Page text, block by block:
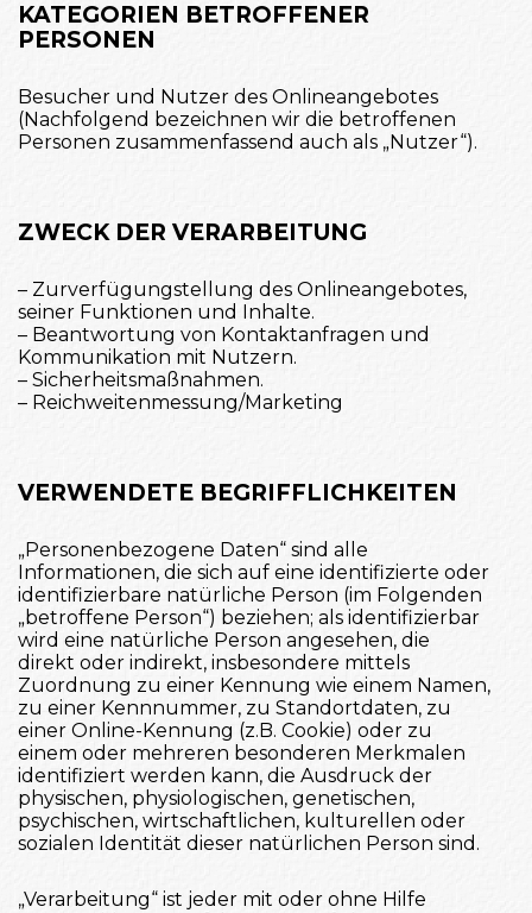
KATEGORIEN BETROFFENER
PERSONEN
Besucher und Nutzer des Onlineangebotes
(Nachfolgend bezeichnen wir die betroffenen
Personen zusammenfassend auch als „Nutzer“).
ZWECK DER VERARBEITUNG
– Zurverfügungstellung des Onlineangebotes,
seiner Funktionen und Inhalte.
– Beantwortung von Kontaktanfragen und
Kommunikation mit Nutzern.
– Sicherheitsmaßnahmen.
– Reichweitenmessung/Marketing
VERWENDETE BEGRIFFLICHKEITEN
„Personenbezogene Daten“ sind alle
Informationen, die sich auf eine identifizierte oder
identifizierbare natürliche Person (im Folgenden
„betroffene Person“) beziehen; als identifizierbar
wird eine natürliche Person angesehen, die
direkt oder indirekt, insbesondere mittels
Zuordnung zu einer Kennung wie einem Namen,
zu einer Kennnummer, zu Standortdaten, zu
einer Online-Kennung (z.B. Cookie) oder zu
einem oder mehreren besonderen Merkmalen
identifiziert werden kann, die Ausdruck der
physischen, physiologischen, genetischen,
psychischen, wirtschaftlichen, kulturellen oder
sozialen Identität dieser natürlichen Person sind.
„Verarbeitung“ ist jeder mit oder ohne Hilfe